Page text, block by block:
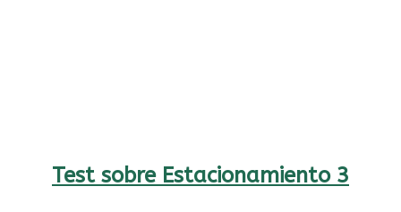
Test sobre Estacionamiento 3